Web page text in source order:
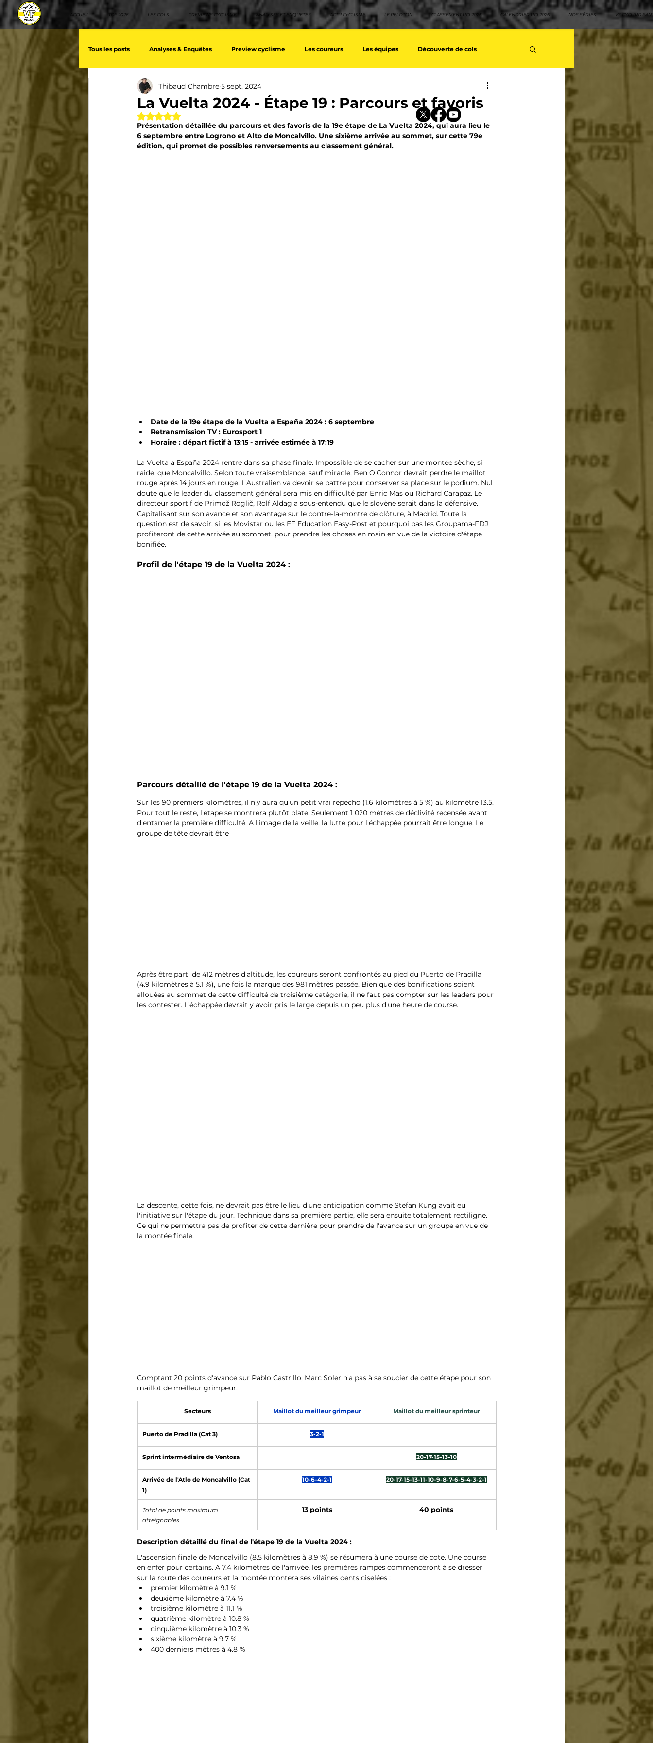
ACCUEIL TDF 2026 LES COLS PREVIEWS CYCLISME ANALYSES ET ENQUETES ACTU CYCLISME LE PELOTON CLASSEMENT UCI 2026 CALENDRIER UCI 2026 NOS SÉRIES VF CYCLING
Tous les posts Analyses & Enquêtes Preview cyclisme Les coureurs Les équipes Découverte de cols
Les voix du cyclisme Géopolitique Les Tuto cyclisme Nos séries - Coureurs sans GT
Nos séries - Baroudeurs Meilleurs équipes Top 10 grimpeurs Top 10 pavé Top 10 sprinteurs Top 10 rouleurs
La Vuelta 2024 - Étape 19 : Parcours et favoris
Thibaud Chambre 5 sept. 2024
Noté NaN étoiles sur 5.
Présentation détaillée du parcours et des favoris de la 19e étape de La Vuelta 2024, qui aura lieu le
6 septembre entre Logrono et Alto de Moncalvillo. Une sixième arrivée au sommet, sur cette 79e
édition, qui promet de possibles renversements au classement général.
Date de la 19e étape de la Vuelta a España 2024 : 6 septembre
Retransmission TV : Eurosport 1
Horaire : départ fictif à 13:15 - arrivée estimée à 17:19
La Vuelta a España 2024 rentre dans sa phase finale. Impossible de se cacher sur une montée sèche, si
raide, que Moncalvillo. Selon toute vraisemblance, sauf miracle, Ben O'Connor devrait perdre le maillot
rouge après 14 jours en rouge. L'Australien va devoir se battre pour conserver sa place sur le podium. Nul
doute que le leader du classement général sera mis en difficulté par Enric Mas ou Richard Carapaz. Le
directeur sportif de Primož Roglič, Rolf Aldag a sous-entendu que le slovène serait dans la défensive.
Capitalisant sur son avance et son avantage sur le contre-la-montre de clôture, à Madrid. Toute la
question est de savoir, si les Movistar ou les EF Education Easy-Post et pourquoi pas les Groupama-FDJ
profiteront de cette arrivée au sommet, pour prendre les choses en main en vue de la victoire d'étape
bonifiée.
Profil de l'étape 19 de la Vuelta 2024 :
Parcours détaillé de l'étape 19 de la Vuelta 2024 :
Sur les 90 premiers kilomètres, il n'y aura qu'un petit vrai repecho (1.6 kilomètres à 5 %) au kilomètre 13.5.
Pour tout le reste, l'étape se montrera plutôt plate. Seulement 1 020 mètres de déclivité recensée avant
d'entamer la première difficulté. A l'image de la veille, la lutte pour l'échappée pourrait être longue. Le
groupe de tête devrait être
Après être parti de 412 mètres d'altitude, les coureurs seront confrontés au pied du Puerto de Pradilla
(4.9 kilomètres à 5.1 %), une fois la marque des 981 mètres passée. Bien que des bonifications soient
allouées au sommet de cette difficulté de troisième catégorie, il ne faut pas compter sur les leaders pour
les contester. L'échappée devrait y avoir pris le large depuis un peu plus d'une heure de course.
La descente, cette fois, ne devrait pas être le lieu d'une anticipation comme Stefan Küng avait eu
l'initiative sur l'étape du jour. Technique dans sa première partie, elle sera ensuite totalement rectiligne.
Ce qui ne permettra pas de profiter de cette dernière pour prendre de l'avance sur un groupe en vue de
la montée finale.
Comptant 20 points d'avance sur Pablo Castrillo, Marc Soler n'a pas à se soucier de cette étape pour son
maillot de meilleur grimpeur.
Secteurs Maillot du meilleur grimpeur Maillot du meilleur sprinteur
Puerto de Pradilla (Cat 3) 3-2-1
Sprint intermédiaire de Ventosa 20-17-15-13-10
Arrivée de l'Atlo de Moncalvillo (Cat
1)
10-6-4-2-1 20-17-15-13-11-10-9-8-7-6-5-4-3-2-1
Total de points maximum
atteignables
13 points 40 points
Description détaillé du final de l'étape 19 de la Vuelta 2024 :
L'ascension finale de Moncalvillo (8.5 kilomètres à 8.9 %) se résumera à une course de cote. Une course
en enfer pour certains. A 7.4 kilomètres de l'arrivée, les premières rampes commenceront à se dresser
sur la route des coureurs et la montée montera ses vilaines dents ciselées :
premier kilomètre à 9.1 %
deuxième kilomètre à 7.4 %
troisième kilomètre à 11.1 %
quatrième kilomètre à 10.8 %
cinquième kilomètre à 10.3 %
sixième kilomètre à 9.7 %
400 derniers mètres à 4.8 %